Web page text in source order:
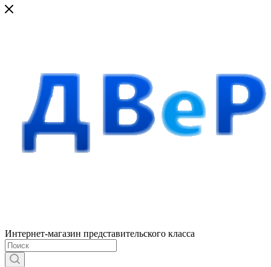
Интернет-магазин представительского класса